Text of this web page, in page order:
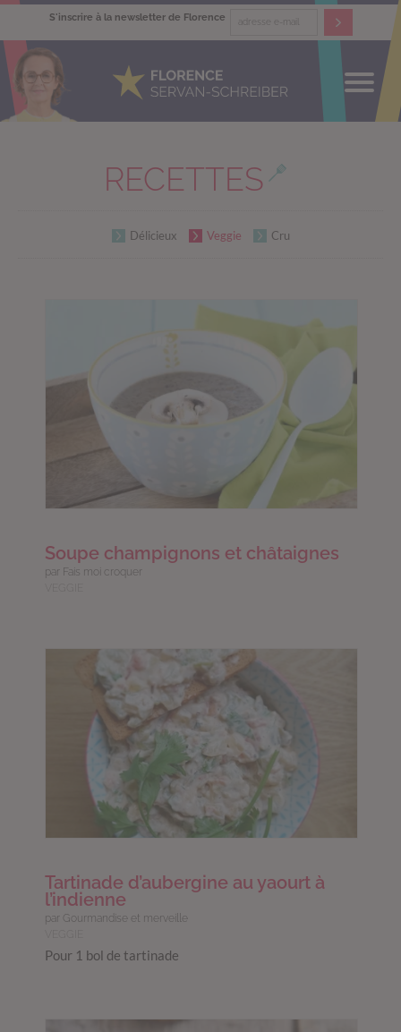
S'inscrire à la newsletter de Florence
RECETTES
Délicieux Veggie Cru
Soupe champignons et châtaignes
par Fais moi croquer
Tartinade d’aubergine au yaourt à
l’indienne
par Gourmandise et merveille
Pour 1 bol de tartinade